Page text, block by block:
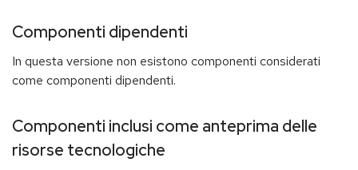
Componenti dipendenti
In questa versione non esistono componenti considerati
come componenti dipendenti.
Componenti inclusi come anteprima delle
risorse tecnologiche